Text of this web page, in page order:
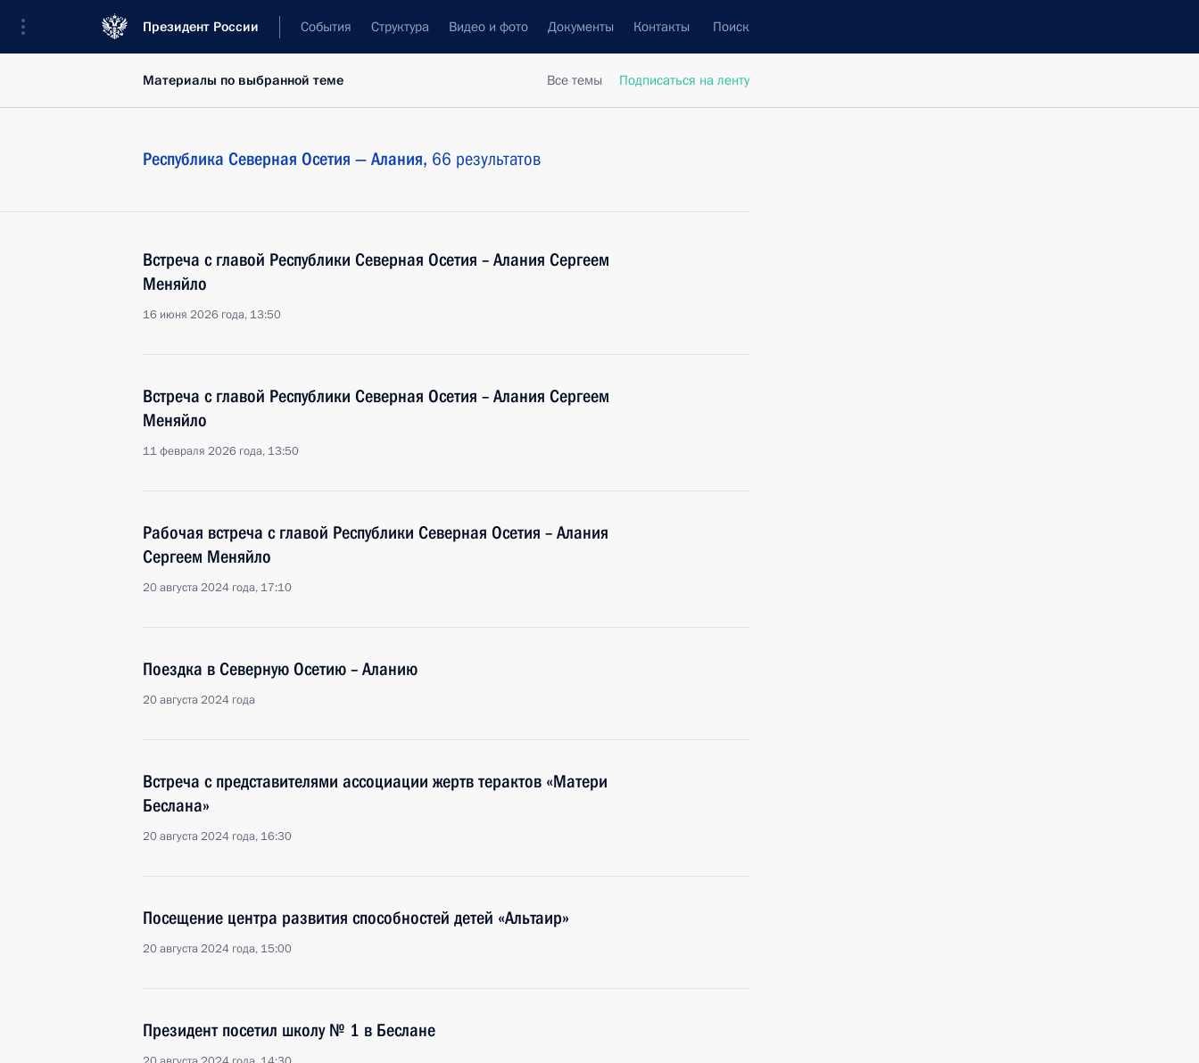
Президент России События Структура Видео и фото Документы Контакты Поиск
Все темы Подписаться на ленту
Материалы по выбранной теме
Республика Северная Осетия — Алания, 66 результатов
Встреча с главой Республики Северная Осетия – Алания Сергеем
Меняйло
16 июня 2026 года, 13:50
Встреча с главой Республики Северная Осетия – Алания Сергеем
Меняйло
11 февраля 2026 года, 13:50
Рабочая встреча с главой Республики Северная Осетия – Алания
Сергеем Меняйло
20 августа 2024 года, 17:10
Поездка в Северную Осетию – Аланию
20 августа 2024 года
Встреча с представителями ассоциации жертв терактов «Матери
Беслана»
20 августа 2024 года, 16:30
Посещение центра развития способностей детей «Альтаир»
20 августа 2024 года, 15:00
Президент посетил школу № 1 в Беслане